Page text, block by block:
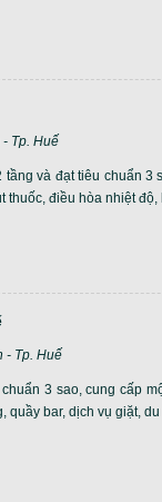
Tp. Huế
tầng và đạt tiêu chuẩn
thuốc, điều hòa nhiệt độ,
- Tp. Huế
3 sao, cung cấp
quầy bar, dịch vụ giặt,